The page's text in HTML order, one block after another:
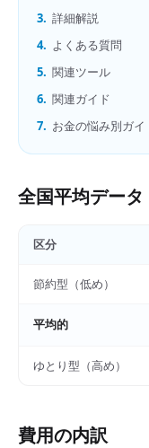
3. 詳細解説
4. よくある質問
5. 関連ツール
6. 関連ガイド
7. お金の悩み別ガイ
全国平均データ
区分
節約型（低め）
平均的
ゆとり型（高め）
費用の内訳